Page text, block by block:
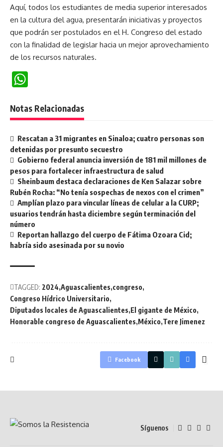
Aquí, todos los estudiantes de media superior interesados
en la cultura del agua, presentarán iniciativas y proyectos
que podrán ser postulados en el H. Congreso del estado
con la finalidad de legislar hacia un mejor aprovechamiento
de los recursos naturales.
Notas Relacionadas
Rescatan a 31 migrantes en Sinaloa; cuatro personas son
detenidas por presunto secuestro
Gobierno federal anuncia inversión de 181 mil millones de
pesos para fortalecer infraestructura de salud
Sheinbaum destaca declaraciones de Ken Salazar sobre
Rubén Rocha: “No tenía sospechas de nexos con el crimen”
Amplían plazo para vincular líneas de celular a la CURP;
usuarios tendrán hasta diciembre según terminación del
número
Reportan hallazgo del cuerpo de Fátima Ozoara Cid;
habría sido asesinada por su novio
TAGGED: 2024 Aguascalientes congreso
Congreso Hídrico Universitario
Diputados locales de Aguascalientes El gigante de México
Honorable congreso de Aguascalientes México Tere Jimenez
Facebook
Síguenos